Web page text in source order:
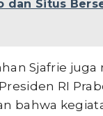
dan Situs
Sjafrie
RI
bahwa